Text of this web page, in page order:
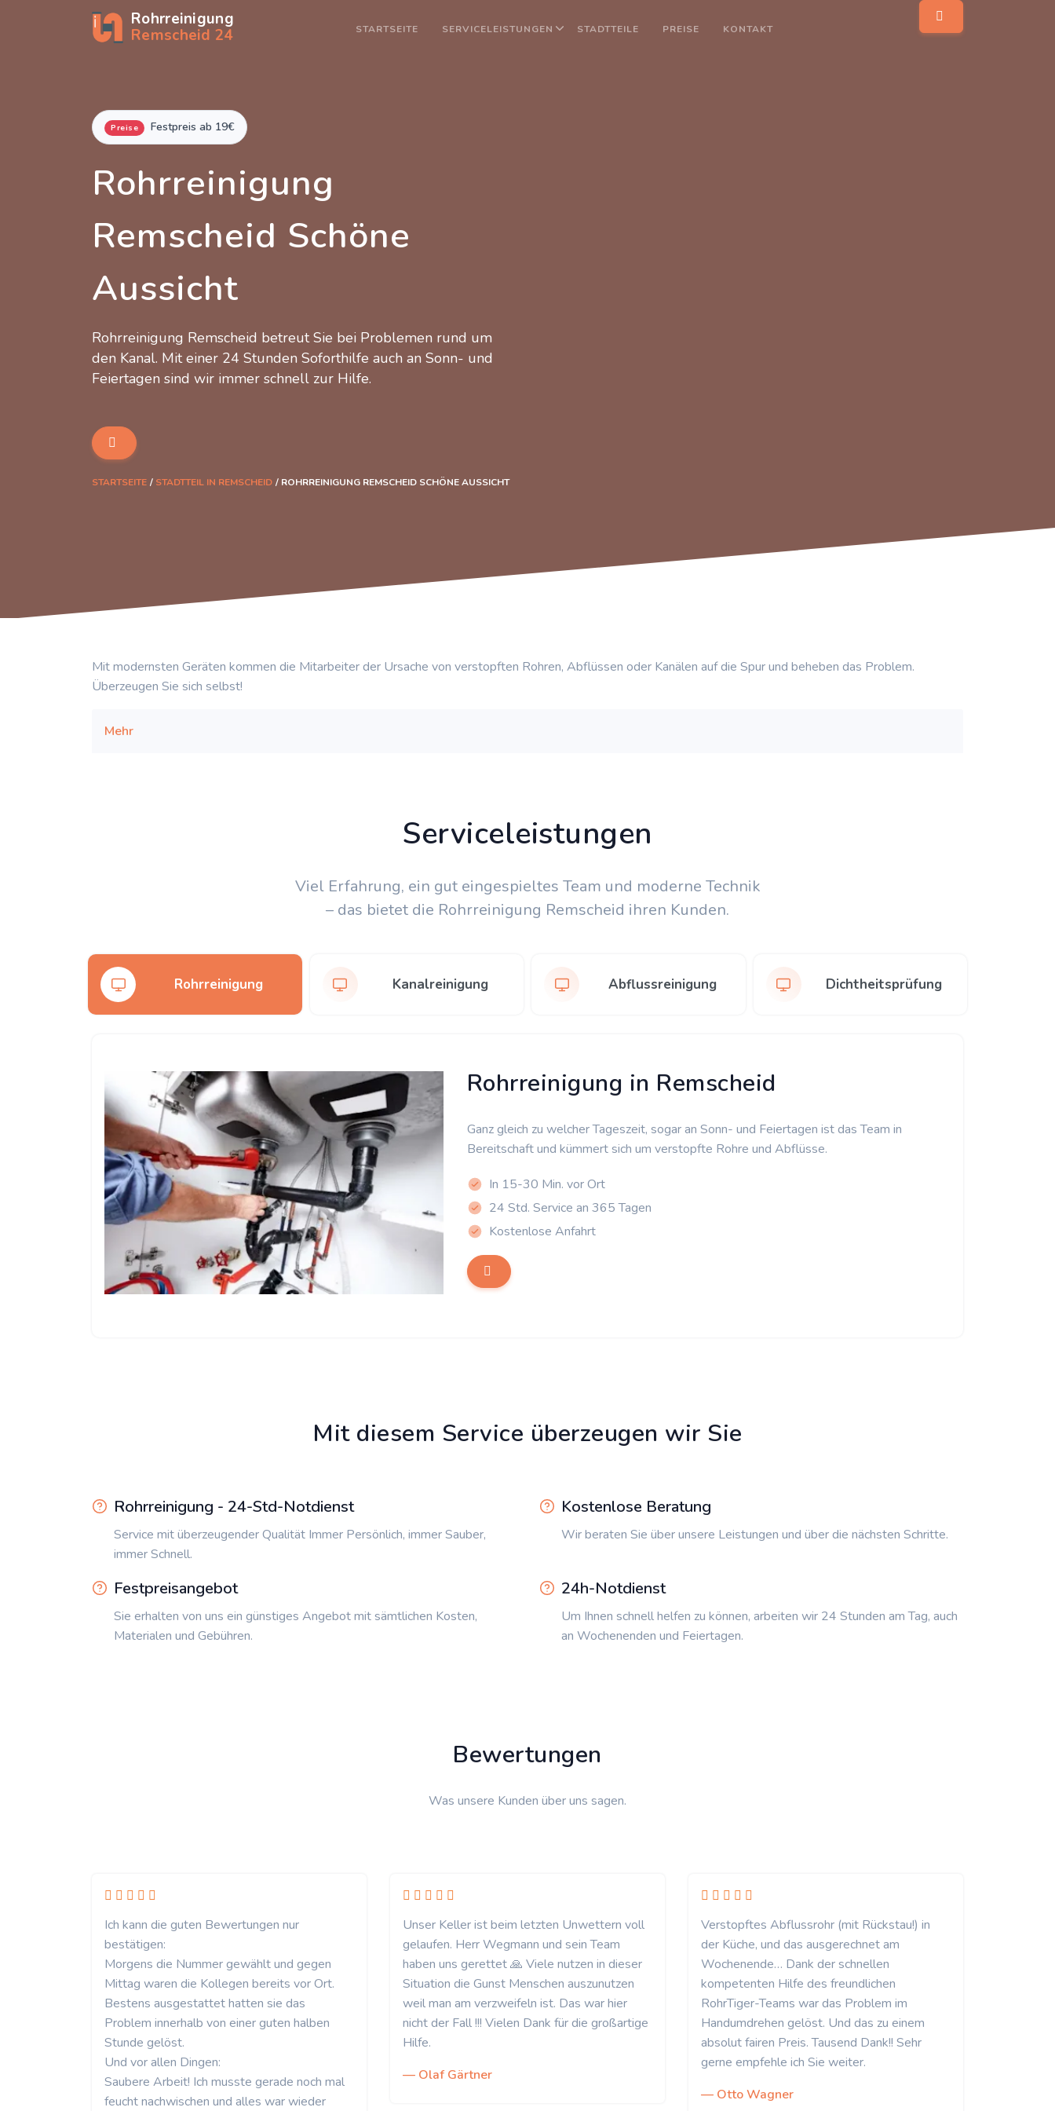
Rohrreinigung
Remscheid 24
STARTSEITE SERVICELEISTUNGEN STADTTEILE PREISE KONTAKT
Preise Festpreis ab 19€
Rohrreinigung
Remscheid Schöne
Aussicht
Rohrreinigung Remscheid betreut Sie bei Problemen rund um
den Kanal. Mit einer 24 Stunden Soforthilfe auch an Sonn- und
Feiertagen sind wir immer schnell zur Hilfe.
STARTSEITE STADTTEIL IN REMSCHEID ROHRREINIGUNG REMSCHEID SCHÖNE AUSSICHT
Mit modernsten Geräten kommen die Mitarbeiter der Ursache von verstopften Rohren, Abflüssen oder Kanälen auf die Spur und beheben das Problem.
Überzeugen Sie sich selbst!
Mehr
Serviceleistungen
Viel Erfahrung, ein gut eingespieltes Team und moderne Technik
– das bietet die Rohrreinigung Remscheid ihren Kunden.
Rohrreinigung Kanalreinigung Abflussreinigung Dichtheitsprüfung
Rohrreinigung in Remscheid
Ganz gleich zu welcher Tageszeit, sogar an Sonn- und Feiertagen ist das Team in
Bereitschaft und kümmert sich um verstopfte Rohre und Abflüsse.
In 15-30 Min. vor Ort
24 Std. Service an 365 Tagen
Kostenlose Anfahrt
Mit diesem Service überzeugen wir Sie
Rohrreinigung - 24-Std-Notdienst
Service mit überzeugender Qualität Immer Persönlich, immer Sauber,
immer Schnell.
Kostenlose Beratung
Wir beraten Sie über unsere Leistungen und über die nächsten Schritte.
Festpreisangebot
Sie erhalten von uns ein günstiges Angebot mit sämtlichen Kosten,
Materialen und Gebühren.
24h-Notdienst
Um Ihnen schnell helfen zu können, arbeiten wir 24 Stunden am Tag, auch
an Wochenenden und Feiertagen.
Bewertungen
Was unsere Kunden über uns sagen.
Ich kann die guten Bewertungen nur
bestätigen:
Morgens die Nummer gewählt und gegen
Mittag waren die Kollegen bereits vor Ort.
Bestens ausgestattet hatten sie das
Problem innerhalb von einer guten halben
Stunde gelöst.
Und vor allen Dingen:
Saubere Arbeit! Ich musste gerade noch mal
feucht nachwischen und alles war wieder
Unser Keller ist beim letzten Unwettern voll
gelaufen. Herr Wegmann und sein Team
haben uns gerettet 🙏 Viele nutzen in dieser
Situation die Gunst Menschen auszunutzen
weil man am verzweifeln ist. Das war hier
nicht der Fall !!! Vielen Dank für die großartige
Hilfe.
— Olaf Gärtner
Verstopftes Abflussrohr (mit Rückstau!) in
der Küche, und das ausgerechnet am
Wochenende… Dank der schnellen
kompetenten Hilfe des freundlichen
RohrTiger-Teams war das Problem im
Handumdrehen gelöst. Und das zu einem
absolut fairen Preis. Tausend Dank!! Sehr
gerne empfehle ich Sie weiter.
— Otto Wagner